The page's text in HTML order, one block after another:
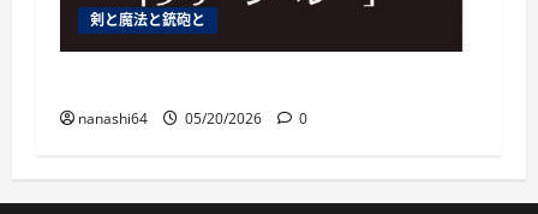
剣と魔法と銃砲と
nanashi64 05/20/2026 0